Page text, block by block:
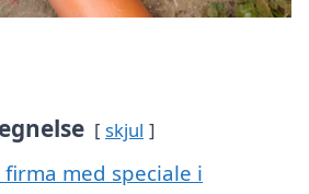
skjul
med speciale i